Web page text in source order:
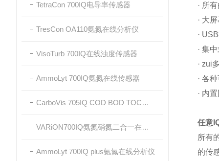
TetraCon 700IQ电导率传感器
TresCon OA110氨氮在线分析仪
VisoTurb 700IQ在线浊度传感器
AmmoLyt 700IQ氨氮在线传感器
CarboVis 705IQ COD BOD TOC在线传感器
VARiON700IQ氨氮硝氮二合一在线传感器
AmmoLyt 700IQ plus氨氮在线分析仪
· 所
· 大
·
· 集
· zui
· 各
· 内
任意
所有
的传